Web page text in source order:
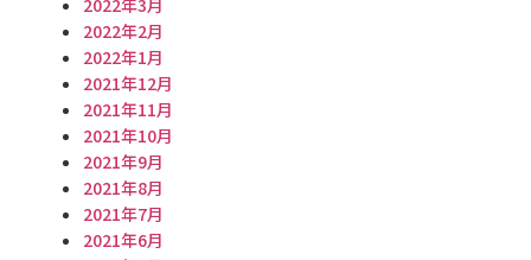
2022年2月
2022年1月
2021年12月
2021年11月
2021年10月
2021年9月
2021年8月
2021年7月
2021年6月